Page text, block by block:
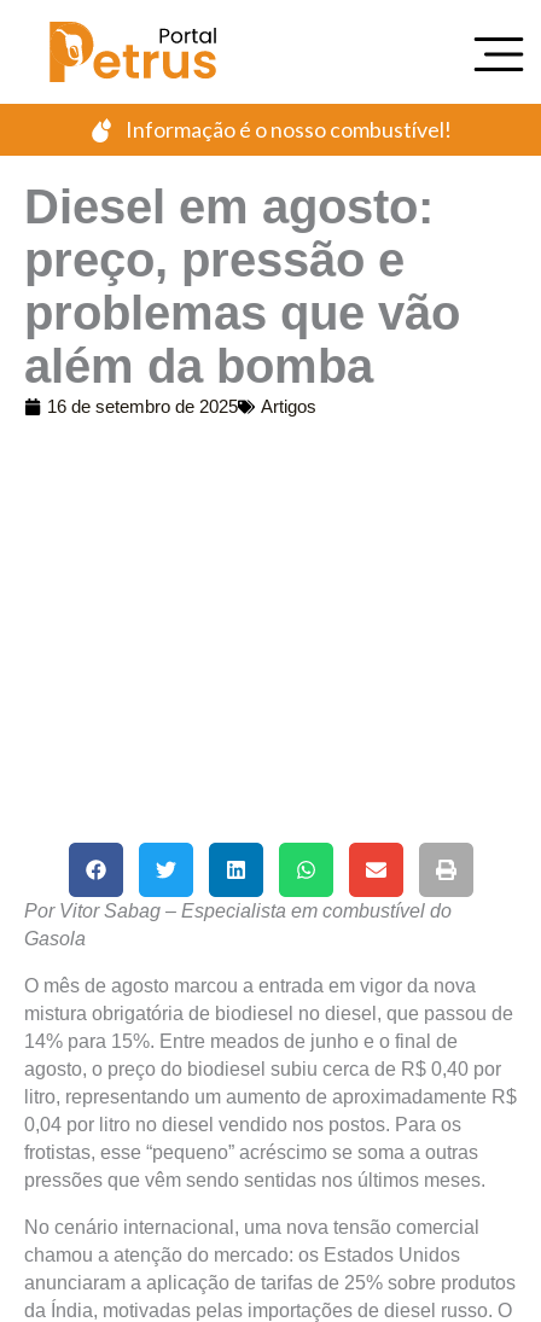
Informação é o nosso combustível!
Diesel em agosto:
preço, pressão e
problemas que vão
além da bomba
16 de setembro de 2025 Artigos
Por Vitor Sabag – Especialista em combustível do
Gasola
O mês de agosto marcou a entrada em vigor da nova
mistura obrigatória de biodiesel no diesel, que passou de
14% para 15%. Entre meados de junho e o final de
agosto, o preço do biodiesel subiu cerca de R$ 0,40 por
litro, representando um aumento de aproximadamente R$
0,04 por litro no diesel vendido nos postos. Para os
frotistas, esse “pequeno” acréscimo se soma a outras
pressões que vêm sendo sentidas nos últimos meses.
No cenário internacional, uma nova tensão comercial
chamou a atenção do mercado: os Estados Unidos
anunciaram a aplicação de tarifas de 25% sobre produtos
da Índia, motivadas pelas importações de diesel russo. O